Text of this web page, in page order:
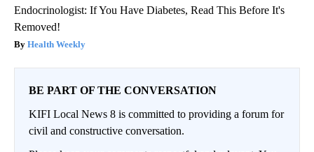
Endocrinologist: If You Have Diabetes, Read This Before It's
Removed!
Health Weekly
BE PART OF THE CONVERSATION
KIFI Local News 8 is committed to providing a forum for
civil and constructive conversation.